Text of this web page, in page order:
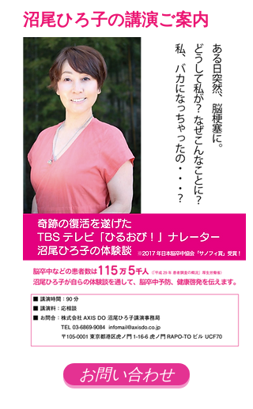
Webmaster Login
沼尾ひろ子の講演ご案内
お問い合わせ